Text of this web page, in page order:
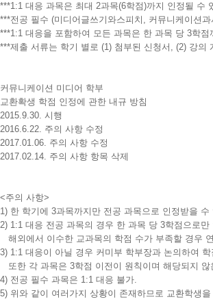
***1:1 대응 과목은 최대 2과목(6학점)까지 인정될 수
***전공 필수 (미디어글쓰기와스피치, 커뮤니케이션
***1:1 대응을 포함하여 모든 과목은 한 과목 당 3학점
***제출 서류는 학기 별로 (1) 첨부된 신청서, (2) 강
커뮤니케이션 미디어 학부
교환확생 학점 인정에 관한 내규 방침
2015.9.30. 시행
2016.6.22. 주의 사항 수정
2017.01.06. 주의 사항 수정
2017.02.14. 주의 사항 항목 삭제
<주의 사항>
1) 한 학기에 3과목까지만 전공 과목으로 인정받을
2) 1:1 대응 전공 과목의 경우 한 과목 당 3학점으로만
해외에서 이수한 교과목의 학점 수가 부족할 경우
3) 1:1 대응이 아닐 경우 커미부 학부장과 논의하여
또한 각 과목은 3학점 이전이 원칙이며 해당되지
4) 전공 필수 과목은 1:1 대응 불가.
5) 위와 같이 여러가지 상황이 존재하므로 교환학생